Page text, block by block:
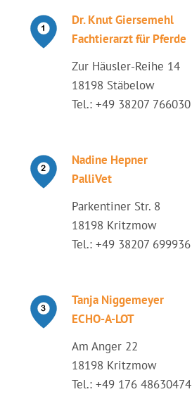
Dr. Knut Giersemehl
Fachtierarzt für Pferde
Zur Häusler-Reihe 14
18198 Stäbelow
Tel.: +49 38207 766030
Nadine Hepner
PalliVet
Parkentiner Str. 8
18198 Kritzmow
Tel.: +49 38207 699936
Tanja Niggemeyer
ECHO-A-LOT
Am Anger 22
18198 Kritzmow
Tel.: +49 176 48630474